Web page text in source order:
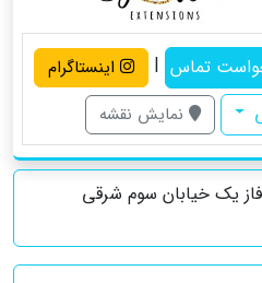
تماس | اینستاگرام
نمایش نقشه
یک خیابان سوم شرقی